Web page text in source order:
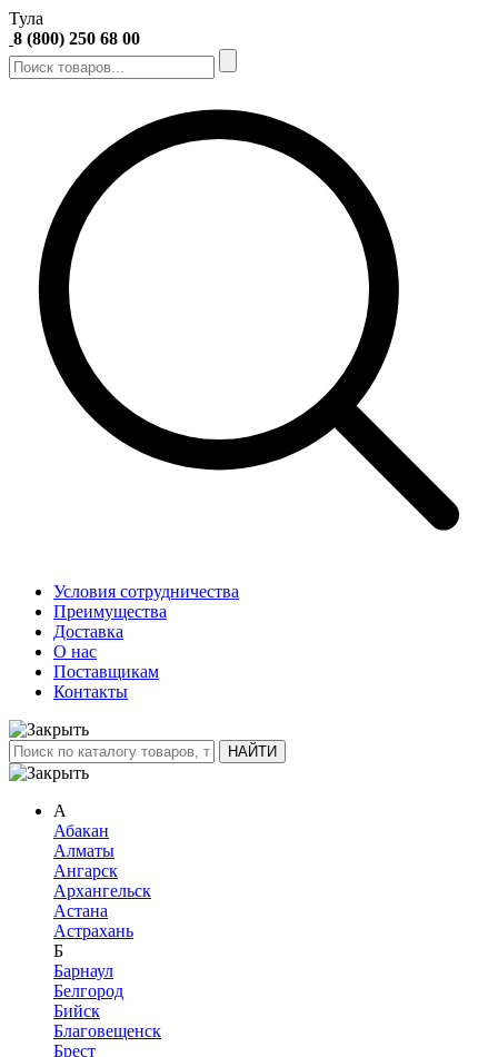
Тула
8 (800) 250 68 00
Условия сотрудничества
Преимущества
Доставка
О нас
Поставщикам
Контакты
А
Абакан
Алматы
Ангарск
Архангельск
Астана
Астрахань
Б
Барнаул
Белгород
Бийск
Благовещенск
Брест